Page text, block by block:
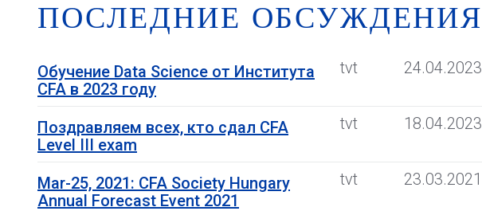
ПОСЛЕДНИЕ ОБСУЖДЕНИЯ
Обучение Data Science от Института
CFA в 2023 году
tvt 24.04.2023
Поздравляем всех, кто сдал CFA
Level III exam
tvt 18.04.2023
Mar-25, 2021: CFA Society Hungary
Annual Forecast Event 2021
tvt 23.03.2021